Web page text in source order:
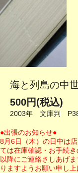
海と列島の中
500円(税込)
2003年 文庫判
●出張のお知らせ●
8月6日（木）の日中は
ては在庫確認・お手続
以降にご連絡さしあげ
りますようお願い申し